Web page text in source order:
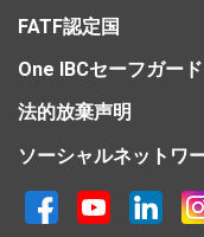
FATF認定国
One IBCセーフガード
法的放棄声明
ソーシャルネットワ